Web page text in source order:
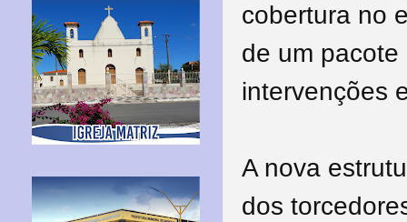
cobertura no
de um
intervenções
A nova
dos